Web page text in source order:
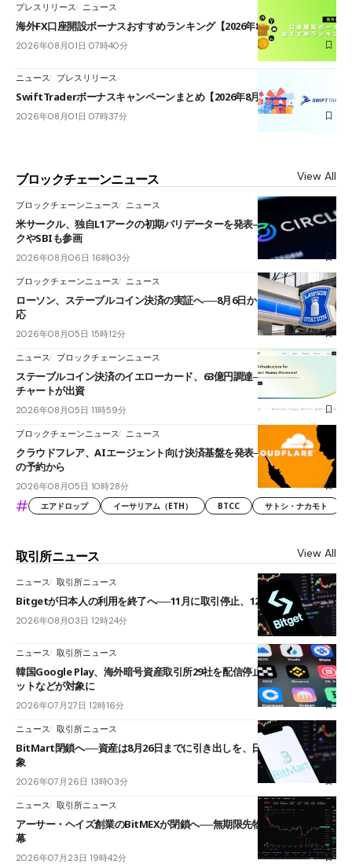
プレスリリース ニュース
海外FX口座開設ボーナスおすすめランキング【2026年8月最新】
2026年08月01日 07時40分
ニュース プレスリリース
SwiftTraderボーナスキャンペーンまとめ【2026年8月最新】
2026年08月01日 07時37分
ブロックチェーンニュース View All
ブロックチェーンニュース ニュース
米サークル、独自L1アークの初期バリデーターを発表――ブラックロッ
クやSBIも参画
2026年08月06日 16時03分
ブロックチェーンニュース ニュース
ローソン、ステーブルコイン決済の実証へ──8月6日からJPYCやUSDC対
応
2026年08月05日 15時12分
ニュース ブロックチェーンニュース
ステーブルコイン決済のイエローカード、63億円調達──ソニーやスタン
チャートが出資
2026年08月05日 11時59分
ブロックチェーンニュース ニュース
クラウドフレア、AIエージェント向け決済基盤を発表──まずハンドル名
の予約から
2026年08月05日 10時28分
# エアドロップ イーサリアム（ETH） BTCC サトシ・ナカモト
取引所ニュース View All
ニュース 取引所ニュース
Bitgetが日本人の利用を終了へ──11月に取引停止、12月末に強制決済
2026年08月03日 12時24分
ニュース 取引所ニュース
韓国Google Play、海外暗号資産取引所29社を配信停止──OKXやバイビ
ットなどが対象に
2026年07月27日 12時16分
ニュース 取引所ニュース
BitMart閉鎖へ──資産は8月26日までに引き出しを、日本人利用者も対
象
2026年07月26日 13時03分
ニュース 取引所ニュース
アーサー・ヘイズ創業のBitMEXが閉鎖へ──無期限先物を生んだ11年に
幕
2026年07月23日 19時42分